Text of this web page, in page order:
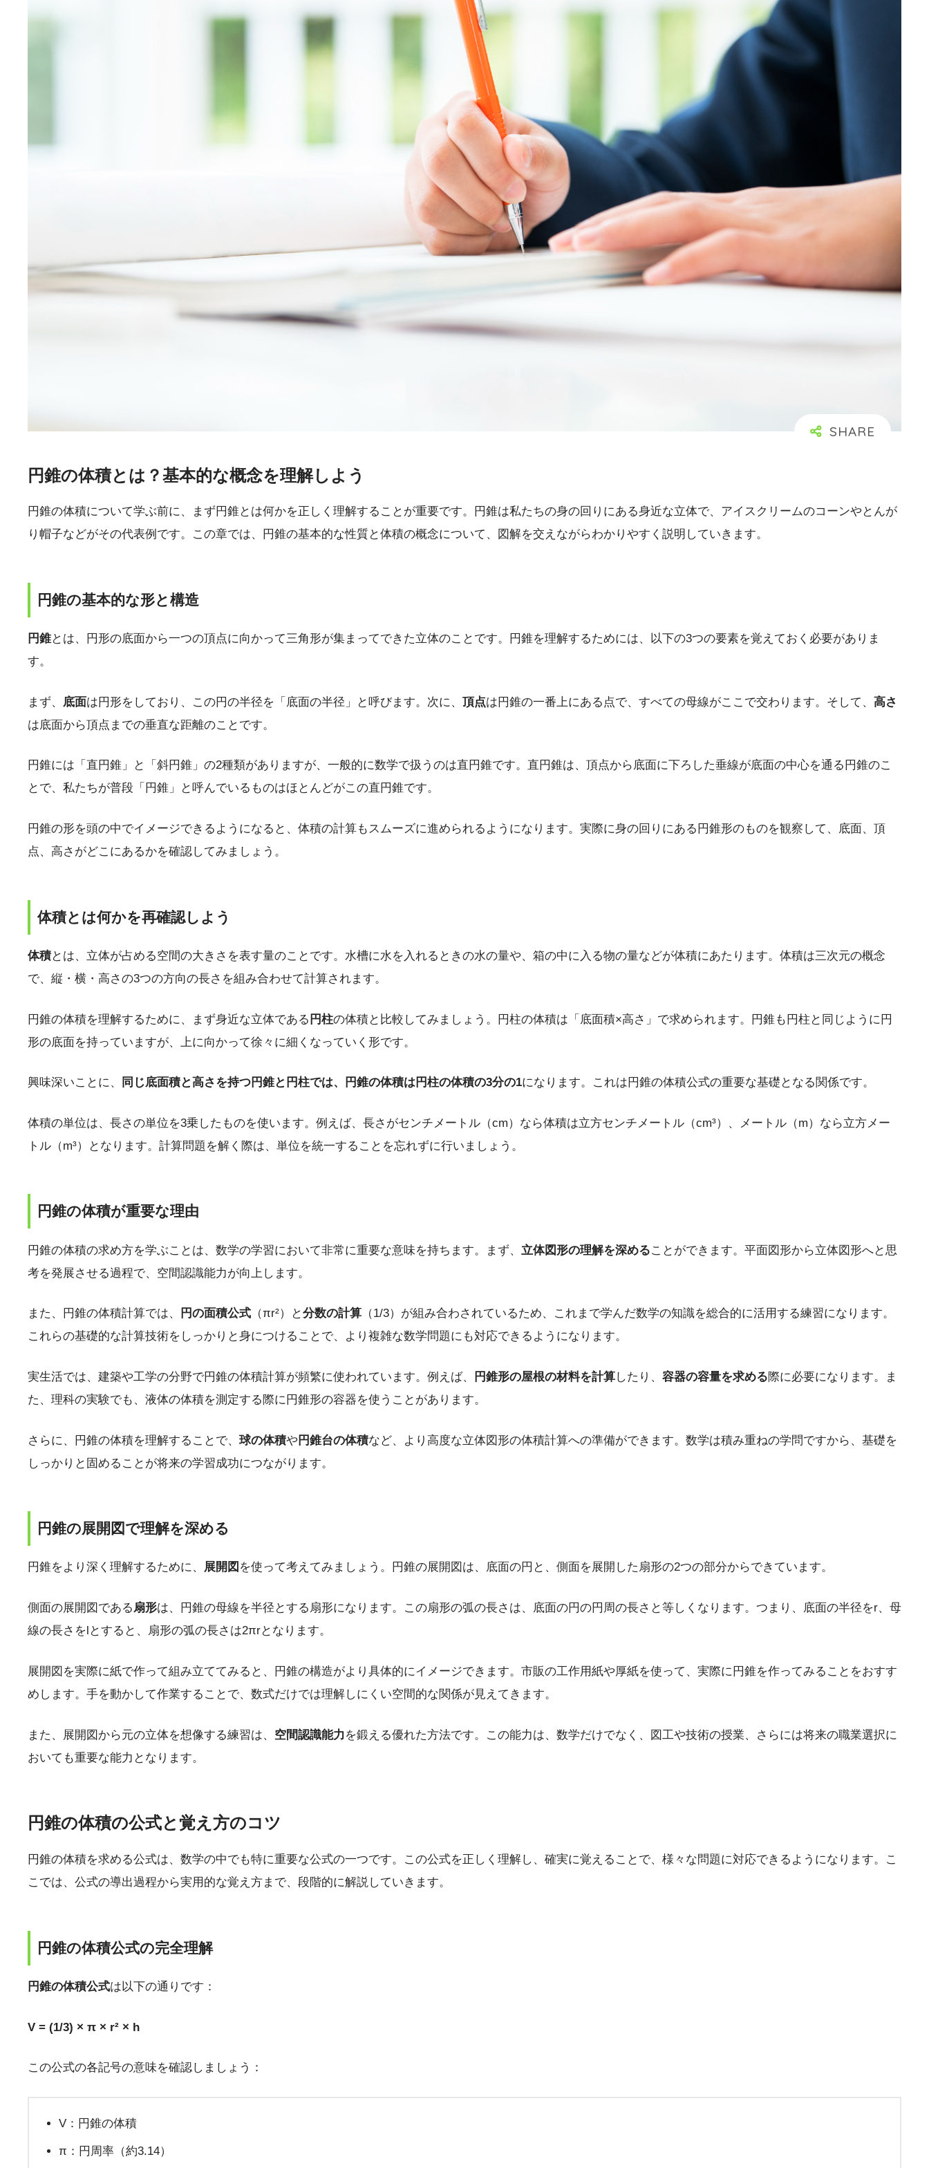
円錐の体積とは？基本的な概念を理解しよう
円錐の体積について学ぶ前に、まず円錐とは何かを正しく理解することが重要です。円錐は私たちの身の回りにある身近な立体で、アイスクリームのコーンやとんが
り帽子などがその代表例です。この章では、円錐の基本的な性質と体積の概念について、図解を交えながらわかりやすく説明していきます。
円錐の基本的な形と構造
円錐とは、円形の底面から一つの頂点に向かって三角形が集まってできた立体のことです。円錐を理解するためには、以下の3つの要素を覚えておく必要がありま
す。
まず、 底面は円形をしており、この円の半径を「底面の半径」と呼びます。次に、 頂点は円錐の一番上にある点で、すべての母線がここで交わります。そして、 高さ
は底面から頂点までの垂直な距離のことです。
円錐には「直円錐」と「斜円錐」の2種類がありますが、一般的に数学で扱うのは直円錐です。直円錐は、頂点から底面に下ろした垂線が底面の中心を通る円錐のこ
とで、私たちが普段「円錐」と呼んでいるものはほとんどがこの直円錐です。
円錐の形を頭の中でイメージできるようになると、体積の計算もスムーズに進められるようになります。実際に身の回りにある円錐形のものを観察して、底面、頂
点、高さがどこにあるかを確認してみましょう。
体積とは何かを再確認しよう
体積とは、立体が占める空間の大きさを表す量のことです。水槽に水を入れるときの水の量や、箱の中に入る物の量などが体積にあたります。体積は三次元の概念
で、縦・横・高さの3つの方向の長さを組み合わせて計算されます。
円錐の体積を理解するために、まず身近な立体である 円柱の体積と比較してみましょう。円柱の体積は「底面積×高さ」で求められます。円錐も円柱と同じように円
形の底面を持っていますが、上に向かって徐々に細くなっていく形です。
興味深いことに、 同じ底面積と高さを持つ円錐と円柱では、円錐の体積は円柱の体積の3分の1になります。これは円錐の体積公式の重要な基礎となる関係です。
体積の単位は、長さの単位を3乗したものを使います。例えば、長さがセンチメートル（cm）なら体積は立方センチメートル（cm³）、メートル（m）なら立方メー
トル（m³）となります。計算問題を解く際は、単位を統一することを忘れずに行いましょう。
円錐の体積が重要な理由
円錐の体積の求め方を学ぶことは、数学の学習において非常に重要な意味を持ちます。まず、 立体図形の理解を深めることができます。平面図形から立体図形へと思
考を発展させる過程で、空間認識能力が向上します。
また、円錐の体積計算では、 円の面積公式 （πr²）と分数の計算 （1/3）が組み合わされているため、これまで学んだ数学の知識を総合的に活用する練習になります。
これらの基礎的な計算技術をしっかりと身につけることで、より複雑な数学問題にも対応できるようになります。
実生活では、建築や工学の分野で円錐の体積計算が頻繁に使われています。例えば、 円錐形の屋根の材料を計算したり、 容器の容量を求める際に必要になります。ま
た、理科の実験でも、液体の体積を測定する際に円錐形の容器を使うことがあります。
さらに、円錐の体積を理解することで、 球の体積や円錐台の体積など、より高度な立体図形の体積計算への準備ができます。数学は積み重ねの学問ですから、基礎を
しっかりと固めることが将来の学習成功につながります。
円錐の展開図で理解を深める
円錐をより深く理解するために、 展開図 を使って考えてみましょう。円錐の展開図は、底面の円と、側面を展開した扇形の2つの部分からできています。
側面の展開図である扇形は、円錐の母線を半径とする扇形になります。この扇形の弧の長さは、底面の円の円周の長さと等しくなります。つまり、底面の半径をr、母
線の長さをlとすると、扇形の弧の長さは2πrとなります。
展開図を実際に紙で作って組み立ててみると、円錐の構造がより具体的にイメージできます。市販の工作用紙や厚紙を使って、実際に円錐を作ってみることをおすす
めします。手を動かして作業することで、数式だけでは理解しにくい空間的な関係が見えてきます。
また、展開図から元の立体を想像する練習は、 空間認識能力 を鍛える優れた方法です。この能力は、数学だけでなく、図工や技術の授業、さらには将来の職業選択に
おいても重要な能力となります。
円錐の体積の公式と覚え方のコツ
円錐の体積を求める公式は、数学の中でも特に重要な公式の一つです。この公式を正しく理解し、確実に覚えることで、様々な問題に対応できるようになります。こ
こでは、公式の導出過程から実用的な覚え方まで、段階的に解説していきます。
円錐の体積公式の完全理解
円錐の体積公式は以下の通りです：
V = (1/3) × π × r² × h
この公式の各記号の意味を確認しましょう：
V：円錐の体積
π：円周率（約3.14）